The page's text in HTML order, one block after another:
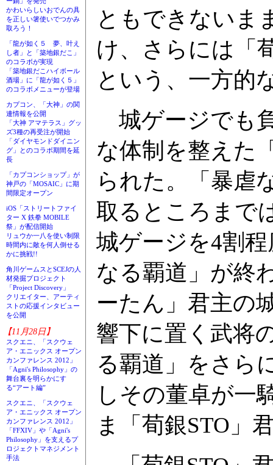
かわいらしいおでんの具
を正しい箸使いでつかみ
取ろう！
「龍が如く５ 夢、叶え
し者」と「築地銀だこ」
のコラボが実現
「築地銀だこハイボール
酒場」に「龍が如く５」
のコラボメニューが登場
カプコン、「大神」の関
連情報を公開
「大神 アマテラス」グッ
ズ3種の再受注が開始
「ダイヤモンドダイニン
グ」とのコラボ期間を延
長
「カプコンショップ」が
神戸の「MOSAIC」に期
間限定オープン
iOS「ストリートファイ
ター X 鉄拳 MOBILE
祭」が配信開始
リュウか一八を使い制限
時間内に敵を何人倒せる
かに挑戦!!
角川ゲームスとSCEJの人
材発掘プロジェクト
「Project Discovery」
クリエイター、アーティ
ストの応援インタビュー
を公開
【11月28日】
スクエニ、「スクウェ
ア・エニックス オープン
カンファレンス 2012」
「Agni's Philosophy」の
舞台裏を明らかにす
る“アート編”
スクエニ、「スクウェ
ア・エニックス オープン
カンファレンス 2012」
「FFXIV」や「Agni's
Philosophy」を支えるプ
ロジェクトマネジメント
手法
ともできないま
け、さらには「
という、一方的
城ゲージでも
な体制を整えた
られた。「暴虐
取るところまで
城ゲージを4割
なる覇道」が終
ーたん」君主の
響下に置く武将
る覇道」をさら
しその董卓が一
ま「荀銀STO」